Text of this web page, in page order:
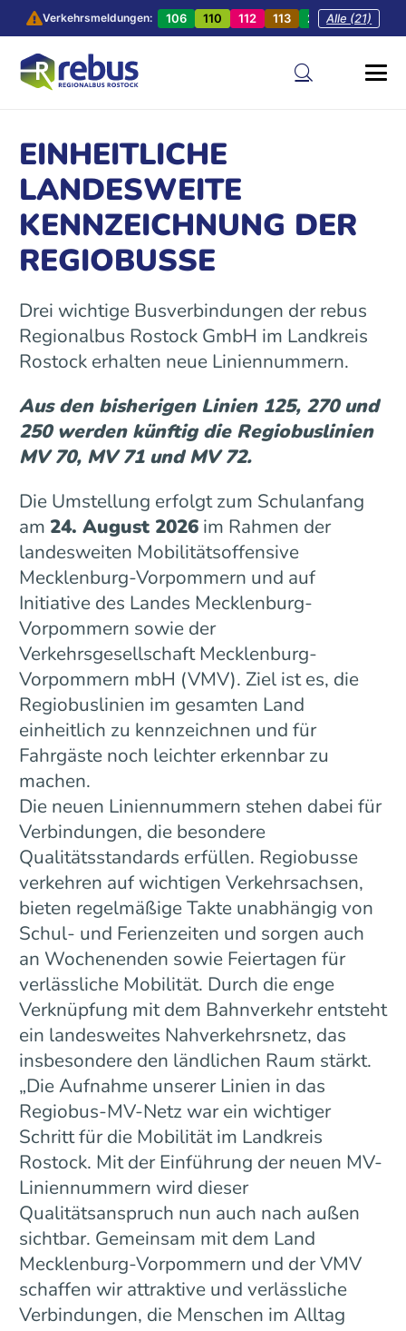
Verkehrsmeldungen: 106 110 112 113 201 202
Alle (21)
EINHEITLICHE
LANDESWEITE
KENNZEICHNUNG DER
REGIOBUSSE
Drei wichtige Busverbindungen der rebus
Regionalbus Rostock GmbH im Landkreis
Rostock erhalten neue Liniennummern.
Aus den bisherigen Linien 125, 270 und
250 werden künftig die Regiobuslinien
MV 70, MV 71 und MV 72.
Die Umstellung erfolgt zum Schulanfang
am 24. August 2026im Rahmen der
landesweiten Mobilitätsoffensive
Mecklenburg-Vorpommern und auf
Initiative des Landes Mecklenburg-
Vorpommern sowie der
Verkehrsgesellschaft Mecklenburg-
Vorpommern mbH (VMV). Ziel ist es, die
Regiobuslinien im gesamten Land
einheitlich zu kennzeichnen und für
Fahrgäste noch leichter erkennbar zu
machen.
Die neuen Liniennummern stehen dabei für
Verbindungen, die besondere
Qualitätsstandards erfüllen. Regiobusse
verkehren auf wichtigen Verkehrsachsen,
bieten regelmäßige Takte unabhängig von
Schul- und Ferienzeiten und sorgen auch
an Wochenenden sowie Feiertagen für
verlässliche Mobilität. Durch die enge
Verknüpfung mit dem Bahnverkehr entsteht
ein landesweites Nahverkehrsnetz, das
insbesondere den ländlichen Raum stärkt.
„Die Aufnahme unserer Linien in das
Regiobus-MV-Netz war ein wichtiger
Schritt für die Mobilität im Landkreis
Rostock. Mit der Einführung der neuen MV-
Liniennummern wird dieser
Qualitätsanspruch nun auch nach außen
sichtbar. Gemeinsam mit dem Land
Mecklenburg-Vorpommern und der VMV
schaffen wir attraktive und verlässliche
Verbindungen, die Menschen im Alltag